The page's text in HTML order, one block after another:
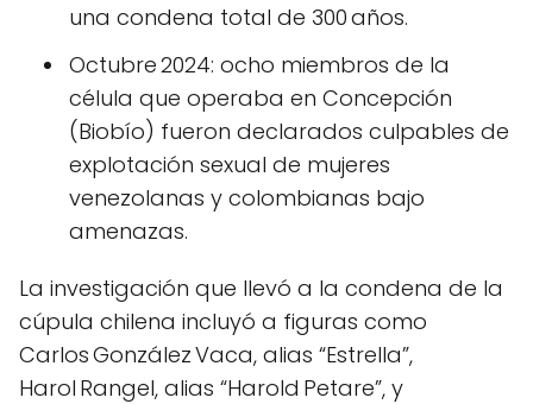
una condena total de 300 años.
Octubre 2024: ocho miembros de la
célula que operaba en Concepción
(Biobío) fueron declarados culpables de
explotación sexual de mujeres
venezolanas y colombianas bajo
amenazas.
La investigación que llevó a la condena de la
cúpula chilena incluyó a figuras como
Carlos González Vaca, alias “Estrella”,
Harol Rangel, alias “Harold Petare”, y